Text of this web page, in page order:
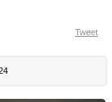
Tweet